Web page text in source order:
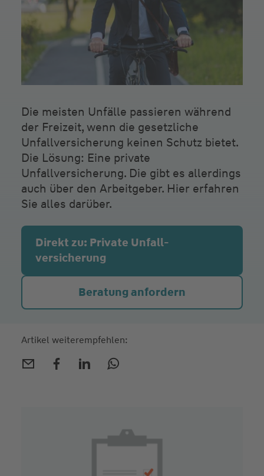
Die meisten Unfälle passieren während
der Freizeit, wenn die gesetzliche
Unfallversicherung keinen Schutz bietet.
Die Lösung: Eine private
Unfallversicherung. Die gibt es allerdings
auch über den Arbeitgeber. Hier erfahren
Sie alles darüber.
Direkt zu: Private Unfall­
versicherung
Beratung anfordern
Artikel weiterempfehlen: